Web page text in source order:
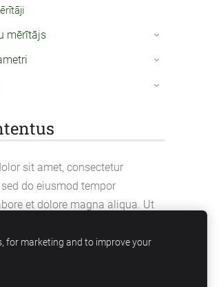
mērītājs ›
›
›
sit amet, consectetur
do eiusmod tempor
et dolore magna aliqua. Ut
laboris nisi ut aliquip ex ea
for marketing and to improve your